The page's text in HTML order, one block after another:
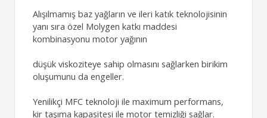
Alışılmamış baz yağların ve ileri katık teknolojisinin
yanı sıra özel Molygen katkı maddesi
kombinasyonu motor yağının
düşük viskoziteye sahip olmasını sağlarken birikim
oluşumunu da engeller.
Yenilikçi MFC teknoloji ile maximum performans,
kir taşıma kapasitesi ile motor temizliği sağlar.